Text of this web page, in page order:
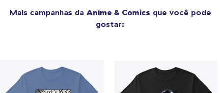
Mais campanhas da Anime & Comics que você pode
gostar: